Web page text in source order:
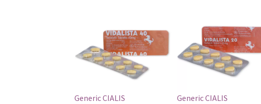
Generic CIALIS Generic CIALIS